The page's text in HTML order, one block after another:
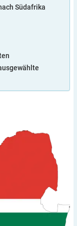
Südafrika